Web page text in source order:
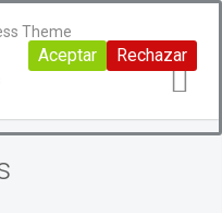
Aceptar Rechazar